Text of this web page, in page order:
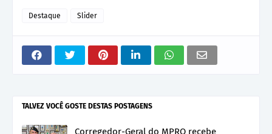
Destaque Slider
TALVEZ VOCÊ GOSTE DESTAS POSTAGENS
Corregedor-Geral do MPRO recebe